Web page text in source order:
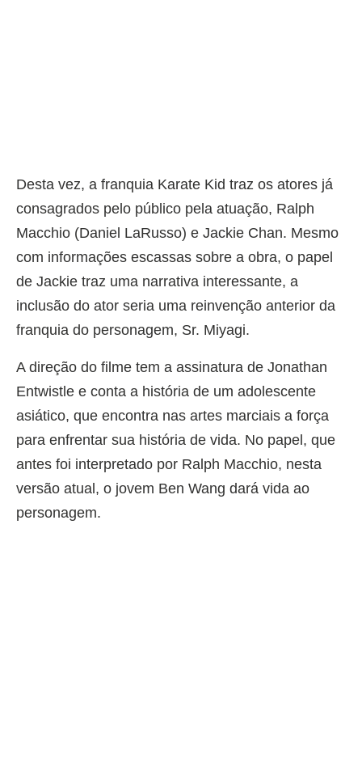
Desta vez, a franquia Karate Kid traz os atores já
consagrados pelo público pela atuação, Ralph
Macchio (Daniel LaRusso) e Jackie Chan. Mesmo
com informações escassas sobre a obra, o papel
de Jackie traz uma narrativa interessante, a
inclusão do ator seria uma reinvenção anterior da
franquia do personagem, Sr. Miyagi.
A direção do filme tem a assinatura de Jonathan
Entwistle e conta a história de um adolescente
asiático, que encontra nas artes marciais a força
para enfrentar sua história de vida. No papel, que
antes foi interpretado por Ralph Macchio, nesta
versão atual, o jovem Ben Wang dará vida ao
personagem.